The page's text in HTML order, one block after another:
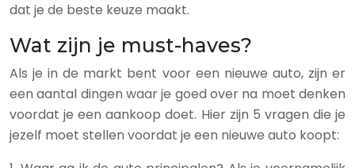
dat je de beste keuze maakt.
Wat zijn je must-haves?
Als je in de markt bent voor een nieuwe auto, zijn er
een aantal dingen waar je goed over na moet denken
voordat je een aankoop doet. Hier zijn 5 vragen die je
jezelf moet stellen voordat je een nieuwe auto koopt: